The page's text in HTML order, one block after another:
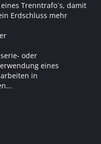
Trenntrafo´s, damit
Erdschluss mehr
oder
eines
in